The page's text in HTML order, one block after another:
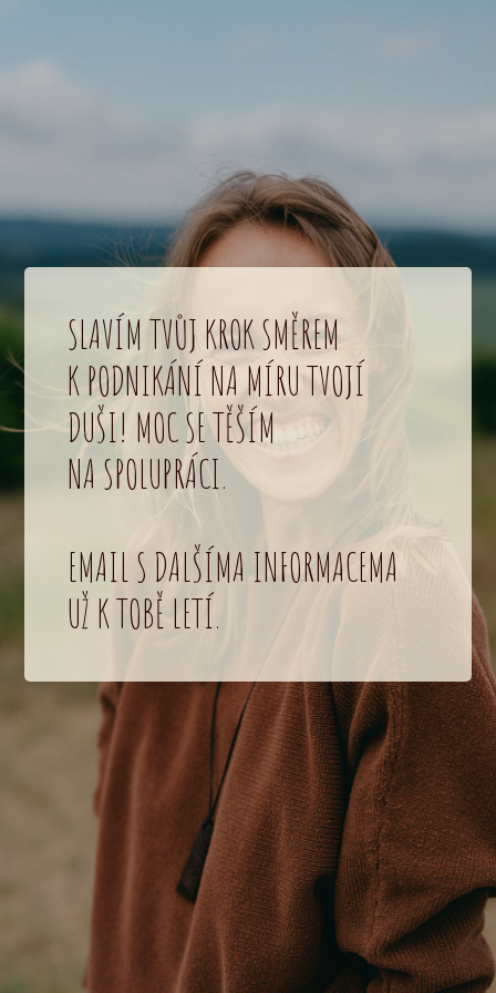
SLAVÍM TVŮJ KROK SMĚREM
K PODNIKÁNÍ NA MÍRU TVOJÍ
DUŠI! MOC SE TĚŠÍM
NA SPOLUPRÁCI.
EMAIL S DALŠÍMA INFORMACEMA
UŽ K TOBĚ LETÍ.